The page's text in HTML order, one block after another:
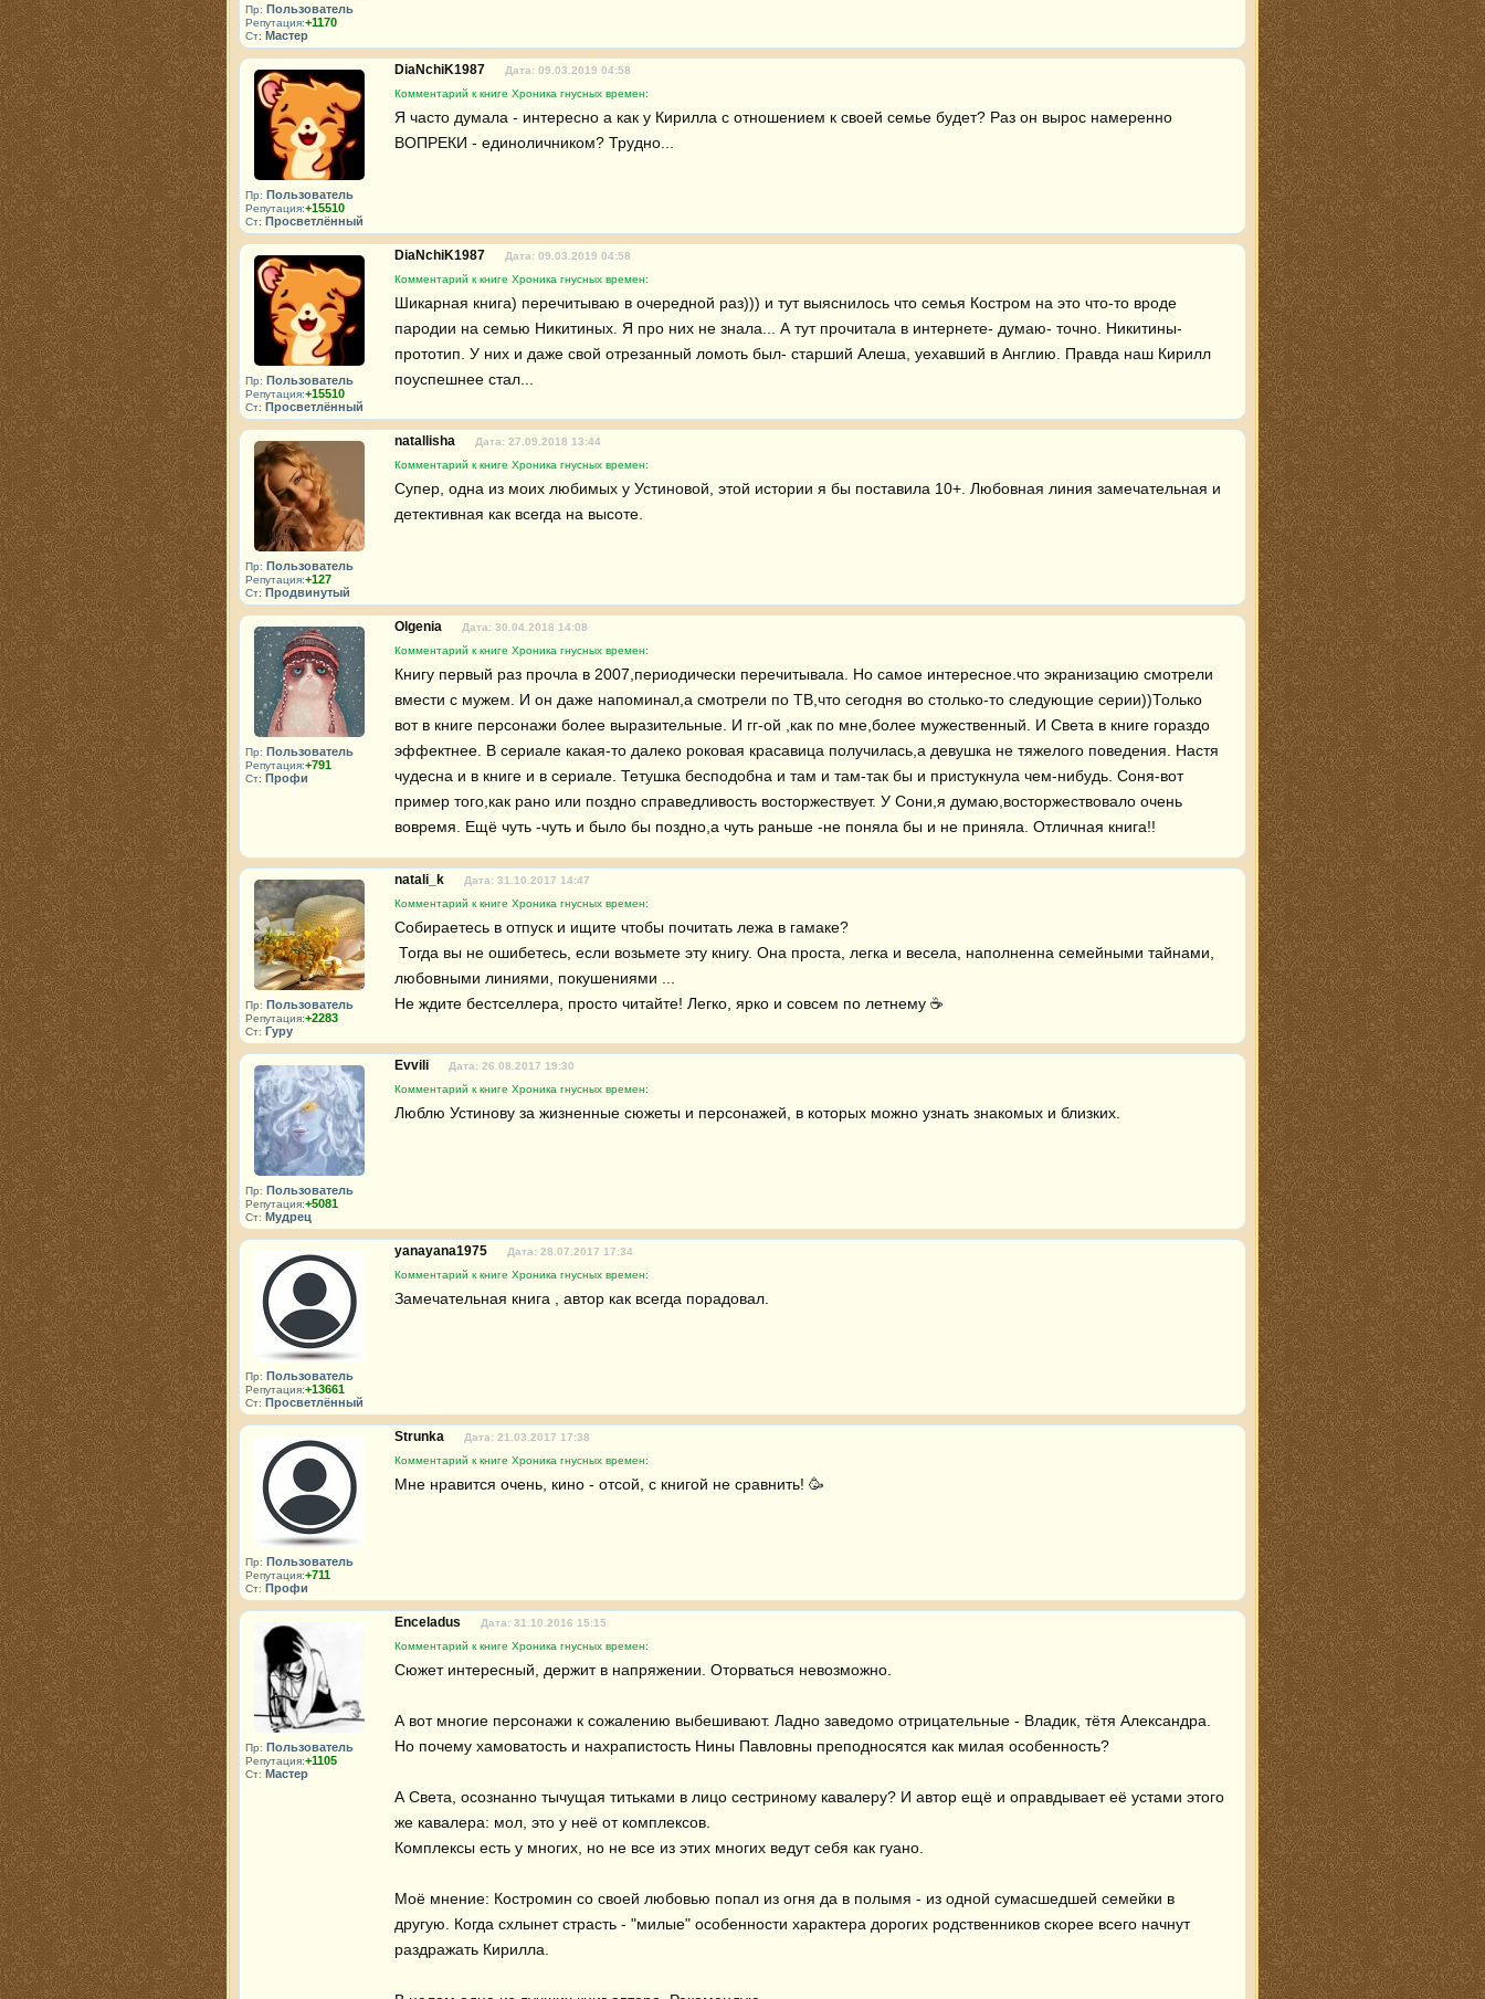
Пр: Пользователь
Репутация:+1170
Ст: Мастер
Пр: Пользователь
Репутация:+15510
Ст: Просветлённый
DiaNchiK1987
Дата: 09.03.2019 04:58
Комментарий к книге Хроника гнусных времен:
Я часто думала - интересно а как у Кирилла с отношением к своей семье будет? Раз он вырос намеренно
ВОПРЕКИ - единоличником? Трудно...
Пр: Пользователь
Репутация:+15510
Ст: Просветлённый
DiaNchiK1987
Дата: 09.03.2019 04:58
Комментарий к книге Хроника гнусных времен:
Шикарная книга) перечитываю в очередной раз))) и тут выяснилось что семья Костром на это что-то вроде
пародии на семью Никитиных. Я про них не знала... А тут прочитала в интернете- думаю- точно. Никитины-
прототип. У них и даже свой отрезанный ломоть был- старший Алеша, уехавший в Англию. Правда наш Кирилл
поуспешнее стал...
Пр: Пользователь
Репутация:+127
Ст: Продвинутый
natallisha
Дата: 27.09.2018 13:44
Комментарий к книге Хроника гнусных времен:
Супер, одна из моих любимых у Устиновой, этой истории я бы поставила 10+. Любовная линия замечательная и
детективная как всегда на высоте.
Пр: Пользователь
Репутация:+791
Ст: Профи
Olgenia
Дата: 30.04.2018 14:08
Комментарий к книге Хроника гнусных времен:
Книгу первый раз прочла в 2007,периодически перечитывала. Но самое интересное.что экранизацию смотрели
вмести с мужем. И он даже напоминал,а смотрели по ТВ,что сегодня во столько-то следующие серии))Только
вот в книге персонажи более выразительные. И гг-ой ,как по мне,более мужественный. И Света в книге гораздо
эффектнее. В сериале какая-то далеко роковая красавица получилась,а девушка не тяжелого поведения. Настя
чудесна и в книге и в сериале. Тетушка бесподобна и там и там-так бы и пристукнула чем-нибудь. Соня-вот
пример того,как рано или поздно справедливость восторжествует. У Сони,я думаю,восторжествовало очень
вовремя. Ещё чуть -чуть и было бы поздно,а чуть раньше -не поняла бы и не приняла. Отличная книга!!
Пр: Пользователь
Репутация:+2283
Ст: Гуру
natali_k
Дата: 31.10.2017 14:47
Комментарий к книге Хроника гнусных времен:
Собираетесь в отпуск и ищите чтобы почитать лежа в гамаке?
любовными линиями, покушениями ...
Не ждите бестселлера, просто читайте! Легко, ярко и совсем по летнему ☕
Пр: Пользователь
Репутация:+5081
Ст: Мудрец
Evvili
Дата: 26.08.2017 19:30
Комментарий к книге Хроника гнусных времен:
Люблю Устинову за жизненные сюжеты и персонажей, в которых можно узнать знакомых и близких.
Пр: Пользователь
Репутация:+13661
Ст: Просветлённый
yanayana1975
Дата: 28.07.2017 17:34
Комментарий к книге Хроника гнусных времен:
Замечательная книга , автор как всегда порадовал.
Пр: Пользователь
Репутация:+711
Ст: Профи
Strunka
Дата: 21.03.2017 17:38
Комментарий к книге Хроника гнусных времен:
Мне нравится очень, кино - отсой, с книгой не сравнить! 🥳
Пр: Пользователь
Репутация:+1105
Ст: Мастер
Enceladus
Дата: 31.10.2016 15:15
Комментарий к книге Хроника гнусных времен:
Сюжет интересный, держит в напряжении. Оторваться невозможно.
А вот многие персонажи к сожалению выбешивают. Ладно заведомо отрицательные - Владик, тётя Александра.
Но почему хамоватость и нахрапистость Нины Павловны преподносятся как милая особенность?
А Света, осознанно тычущая титьками в лицо сестриному кавалеру? И автор ещё и оправдывает её устами этого
же кавалера: мол, это у неё от комплексов.
Комплексы есть у многих, но не все из этих многих ведут себя как гуано.
Моё мнение: Костромин со своей любовью попал из огня да в полымя - из одной сумасшедшей семейки в
другую. Когда схлынет страсть - "милые" особенности характера дорогих родственников скорее всего начнут
раздражать Кирилла.